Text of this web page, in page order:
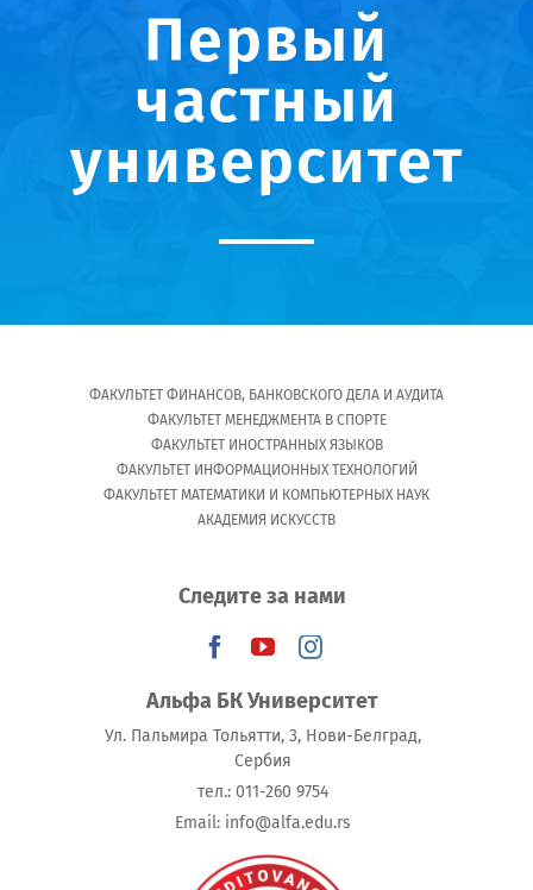
Первый
частный
университет
ФАКУЛЬТЕТ ФИНАНСОВ, БАНКОВСКОГО ДЕЛА И АУДИТА
ФАКУЛЬТЕТ МЕНЕДЖМЕНТА В СПОРТЕ
ФАКУЛЬТЕТ ИНОСТРАННЫХ ЯЗЫКОВ
ФАКУЛЬТЕТ ИНФОРМАЦИОННЫХ ТЕХНОЛОГИЙ
ФАКУЛЬТЕТ МАТЕМАТИКИ И КОМПЬЮТЕРНЫХ НАУК
АКАДЕМИЯ ИСКУССТВ
Следите за нами
Альфа БК Университет
Ул. Пальмира Тольятти, 3, Нови-Белград,
Сербия
тeл.: 011-260 9754
Email: info@alfa.edu.rs